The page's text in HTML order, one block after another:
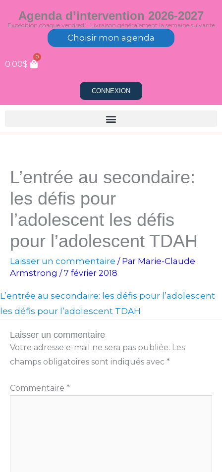
au
Agenda d’intervention 2026-2027
Expédition chaque vendredi · Livraison généralement la semaine suivante
Choisir mon agenda
0.00$
0
CONNEXION
L’entrée au secondaire:
les défis pour
l’adolescent les défis
pour l’adolescent TDAH
Laisser un commentaire / Par Marie-Claude
Armstrong /7 février 2018
L’entrée au secondaire: les défis pour l’adolescent
les défis pour l’adolescent TDAH
Laisser un commentaire
Votre adresse e-mail ne sera pas publiée. Les
champs obligatoires sont indiqués avec *
Commentaire *